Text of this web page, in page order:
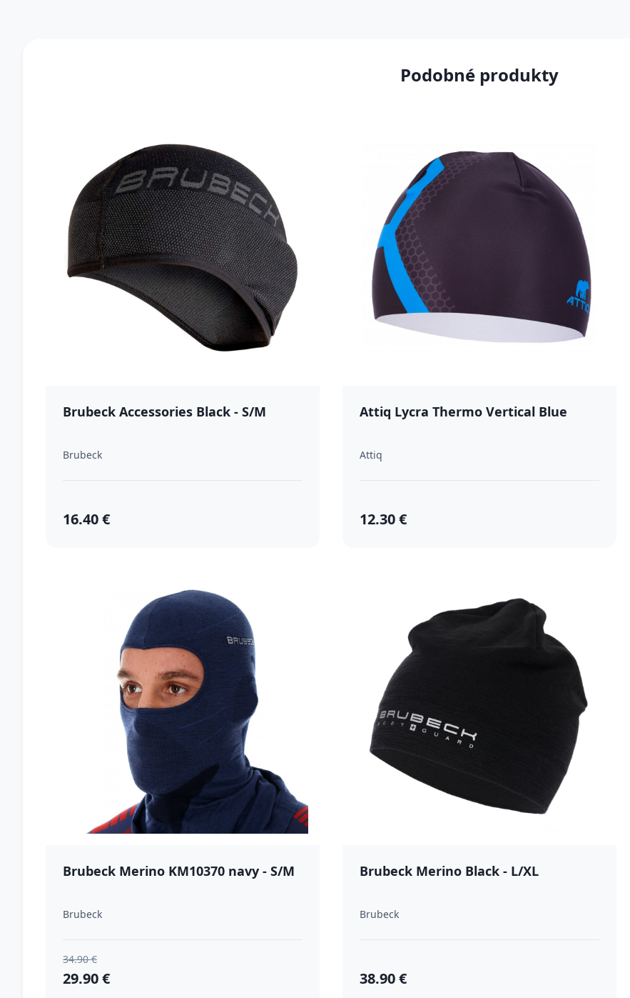
Podobné produkty
Brubeck Accessories Black - S/M
Brubeck
16.40 €
Attiq Lycra Thermo Vertical Blue
Attiq
12.30 €
Brubeck Merino KM10370 navy - S/M
Brubeck
34.90 €
29.90 €
Brubeck Merino Black - L/XL
Brubeck
38.90 €